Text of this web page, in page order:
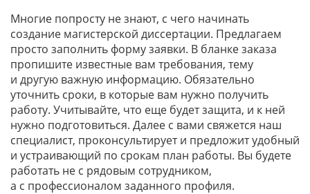
Многие попросту не знают, с чего начинать
создание магистерской диссертации. Предлагаем
просто заполнить форму заявки. В бланке заказа
пропишите известные вам требования, тему
и другую важную информацию. Обязательно
уточнить сроки, в которые вам нужно получить
работу. Учитывайте, что еще будет защита, и к ней
нужно подготовиться. Далее с вами свяжется наш
специалист, проконсультирует и предложит удобный
и устраивающий по срокам план работы. Вы будете
работать не с рядовым сотрудником,
а с профессионалом заданного профиля.